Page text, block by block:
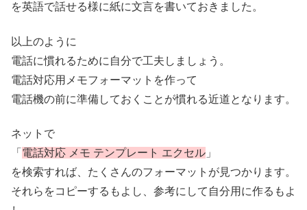
を英語で話せる様に紙に文言を書いておきました。
以上のように
電話に慣れるために自分で工夫しましょう。
電話対応用メモフォーマットを作って
電話機の前に準備しておくことが慣れる近道となります。
ネットで
「 電話対応 メモ テンプレート エクセル 」
を検索すれば、たくさんのフォーマットが見つかります。
それらをコピーするもよし、参考にして自分用に作るもよ